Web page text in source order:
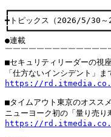
╋トピックス（2026/5/30～
●連載
￣￣￣￣￣￣￣￣￣￣￣￣
■セキュリティリーダーの視
https://
■タイムアウト東京のオススメ
https://